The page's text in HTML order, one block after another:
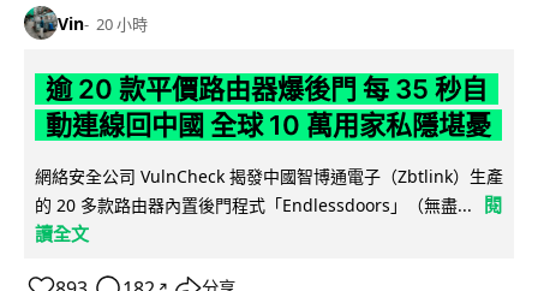
Vin 20 小時
逾 20 款平價路由器爆後門 每 35 秒自
動連線回中國 全球 10 萬用家私隱堪憂
網絡安全公司 VulnCheck 揭發中國智博通電子（Zbtlink）生產
的 20 多款路由器內置後門程式「Endlessdoors」（無盡...
閱
讀全文
↗